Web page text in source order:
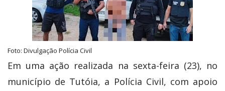
Foto: Divulgação Polícia Civil
Em uma ação realizada na sexta-feira (23), no
município de Tutóia, a Polícia Civil, com apoio